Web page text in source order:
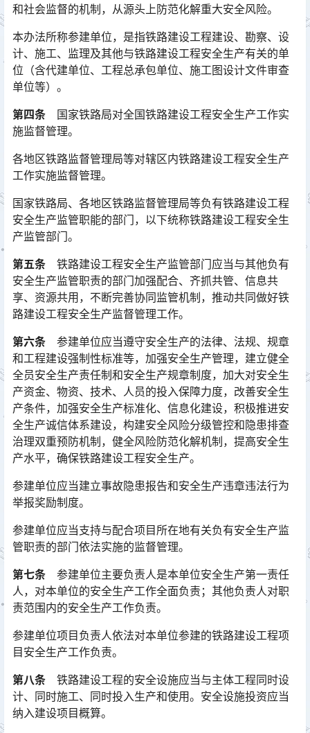
和社会监督的机制，从源头上防范化解重大安全风险。󠅅󠅃󠄵󠅂󠄪󠇖󠆨󠆨󠇕󠆞󠆒󠅬󠇘󠆭󠆘󠇙󠆝󠅵󠇗󠆭󠆁󠄐󠇗󠅹󠅸󠇖󠆍󠅳󠇖󠅹󠅰󠇖󠆌󠅹
本办法所称参建单位，是指铁路建设工程建设、勘察、设
计、施工、监理及其他与铁路建设工程安全生产有关的单
位（含代建单位、工程总承包单位、施工图设计文件审查
单位等）。󠅅󠅃󠄵󠅂󠄪󠇖󠆨󠆨󠇕󠆞󠆒󠅬󠇘󠆭󠆘󠇙󠆝󠅵󠇗󠆭󠆁󠄐󠇗󠅹󠅸󠇖󠆍󠅳󠇖󠅹󠅰󠇖󠆌󠅹
第四条 国家铁路局对全国铁路建设工程安全生产工作实
施监督管理。
各地区铁路监督管理局等对辖区内铁路建设工程安全生产
工作实施监督管理。
国家铁路局、各地区铁路监督管理局等负有铁路建设工程
安全生产监管职能的部门，以下统称铁路建设工程安全生
产监管部门。
第五条 铁路建设工程安全生产监管部门应当与其他负有
安全生产监管职责的部门加强配合、齐抓共管、信息共
享、资源共用，不断完善协同监管机制，推动共同做好铁
路建设工程安全生产监督管理工作。󠅅󠅃󠄵󠅂󠄪󠇖󠆨󠆨󠇕󠆞󠆒󠅬󠇘󠆭󠆘󠇙󠆝󠅵󠇗󠆭󠆁󠄐󠇗󠅹󠅸󠇖󠆍󠅳󠇖󠅹󠅰󠇖󠆌󠅹
第六条 参建单位应当遵守安全生产的法律、法规、规章
和工程建设强制性标准等，加强安全生产管理，建立健全
全员安全生产责任制和安全生产规章制度，加大对安全生
产资金、物资、技术、人员的投入保障力度，改善安全生
产条件，加强安全生产标准化、信息化建设，积极推进安
全生产诚信体系建设，构建安全风险分级管控和隐患排查
治理双重预防机制，健全风险防范化解机制，提高安全生
产水平，确保铁路建设工程安全生产。󠅅󠅃󠄵󠅂󠄪󠇖󠆨󠆨󠇕󠆞󠆒󠅬󠇘󠆭󠆘󠇙󠆝󠅵󠇗󠆭󠆁󠄐󠇗󠅹󠅸󠇖󠆍󠅳󠇖󠅹󠅰󠇖󠆌󠅹
参建单位应当建立事故隐患报告和安全生产违章违法行为
举报奖励制度。
参建单位应当支持与配合项目所在地有关负有安全生产监
管职责的部门依法实施的监督管理。
第七条 参建单位主要负责人是本单位安全生产第一责任
人，对本单位的安全生产工作全面负责；其他负责人对职
责范围内的安全生产工作负责。
参建单位项目负责人依法对本单位参建的铁路建设工程项
目安全生产工作负责。
第八条 铁路建设工程的安全设施应当与主体工程同时设
计、同时施工、同时投入生产和使用。安全设施投资应当
纳入建设项目概算。